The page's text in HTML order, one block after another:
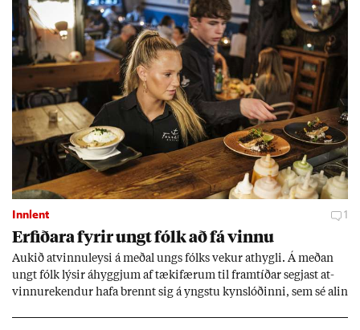
Innlent 1
Erf­ið­ara fyr­ir ungt fólk að fá vinnu
Auk­ið at­vinnu­leysi á með­al ungs fólks vek­ur at­hygli. Á með­an
ungt fólk lýs­ir áhyggj­um af tæki­fær­um til fram­tíð­ar segj­ast at­
vinnu­rek­end­ur hafa brennt sig á yngstu kyn­slóð­inni, sem sé al­in